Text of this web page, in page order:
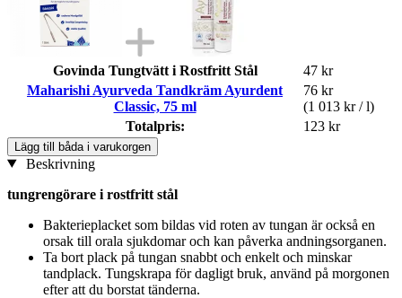
Govinda Tungtvätt i Rostfritt Stål
47 kr
Maharishi Ayurveda Tandkräm Ayurdent
Classic, 75 ml
76 kr
(1 013 kr / l)
Totalpris:
123 kr
Lägg till båda i varukorgen
Beskrivning
tungrengörare i rostfritt stål
Bakterieplacket som bildas vid roten av tungan är också en
orsak till orala sjukdomar och kan påverka andningsorganen.
Ta bort plack på tungan snabbt och enkelt och minskar
tandplack. Tungskrapa för dagligt bruk, använd på morgonen
efter att du borstat tänderna.